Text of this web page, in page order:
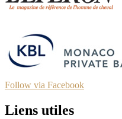
Follow via Facebook
Liens utiles